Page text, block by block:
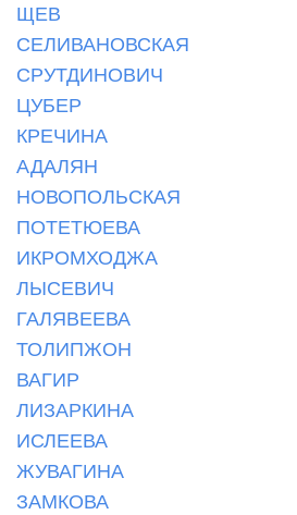
ЩЕВ
СЕЛИВАНОВСКАЯ
СРУТДИНОВИЧ
ЦУБЕР
КРЕЧИНА
АДАЛЯН
НОВОПОЛЬСКАЯ
ПОТЕТЮЕВА
ИКРОМХОДЖА
ЛЫСЕВИЧ
ГАЛЯВЕЕВА
ТОЛИПЖОН
ВАГИР
ЛИЗАРКИНА
ИСЛЕЕВА
ЖУВАГИНА
ЗАМКОВА